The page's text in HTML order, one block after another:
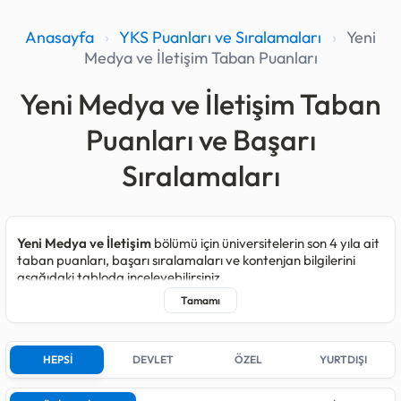
Anasayfa › YKS Puanları ve Sıralamaları › Yeni
Medya ve İletişim Taban Puanları
Yeni Medya ve İletişim Taban
Puanları ve Başarı
Sıralamaları
Yeni Medya ve İletişim bölümü için üniversitelerin son 4 yıla ait
taban puanları, başarı sıralamaları ve kontenjan bilgilerini
aşağıdaki tabloda inceleyebilirsiniz.
Yeni Medya ve İletişim programı kapsamında 2025 yılında
yılında872kişilik kontenjan açılmıştır.
Son yerleştirmelerde bu bölüm için kontenjan açan;
farklı
Devlet üniversitesi,20farklı Özel üniversite,5farklı Yurtdışı
HEPSİ DEVLET ÖZEL YURTDIŞI